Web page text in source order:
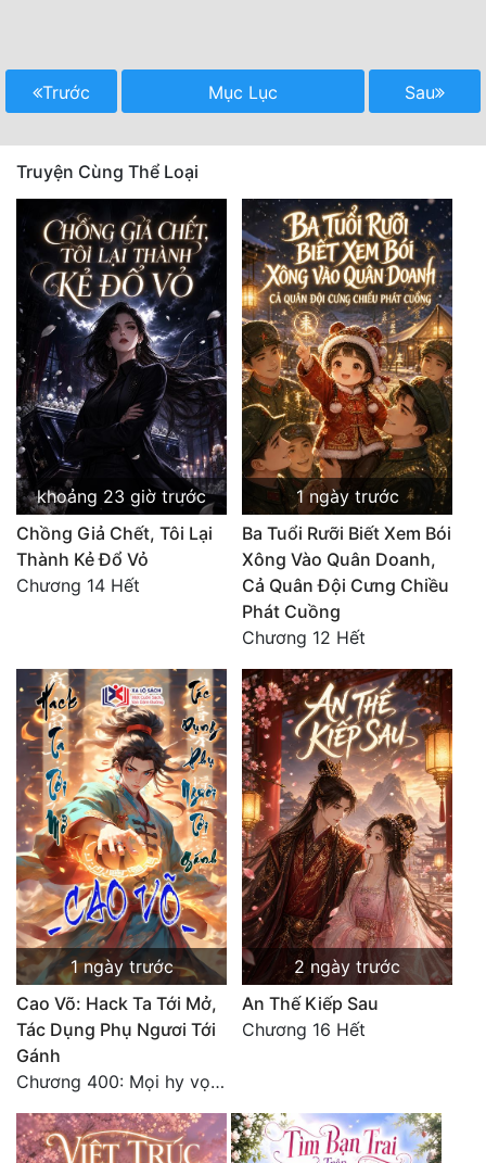
Trước Mục Lục Sau
Truyện Cùng Thể Loại
khoảng 23 giờ trước
Chồng Giả Chết, Tôi Lại
Thành Kẻ Đổ Vỏ
Chương 14 Hết
1 ngày trước
Ba Tuổi Rưỡi Biết Xem Bói
Xông Vào Quân Doanh,
Cả Quân Đội Cưng Chiều
Phát Cuồng
Chương 12 Hết
1 ngày trước
Cao Võ: Hack Ta Tới Mở,
Tác Dụng Phụ Ngươi Tới
Gánh
Chương 400: Mọi hy vọng đặt trên Tô Mặc!
2 ngày trước
An Thế Kiếp Sau
Chương 16 Hết